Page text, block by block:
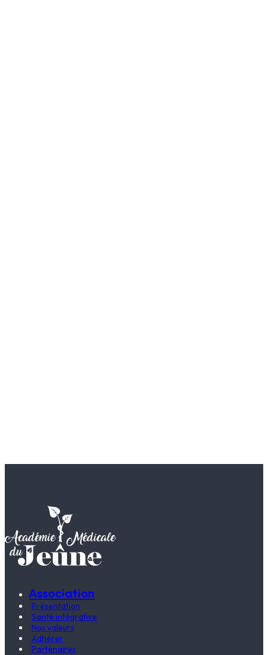
Association
Présentation
Santé intégrative
Nos valeurs
Adhérer
Partenaires